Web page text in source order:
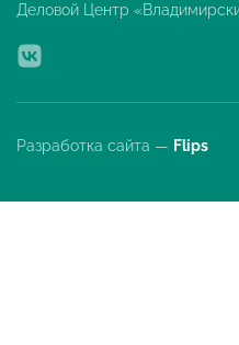
Деловой Центр
Разработка сайта — Flips